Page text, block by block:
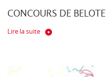
CONCOURS DE BELOTE
Lire la suite